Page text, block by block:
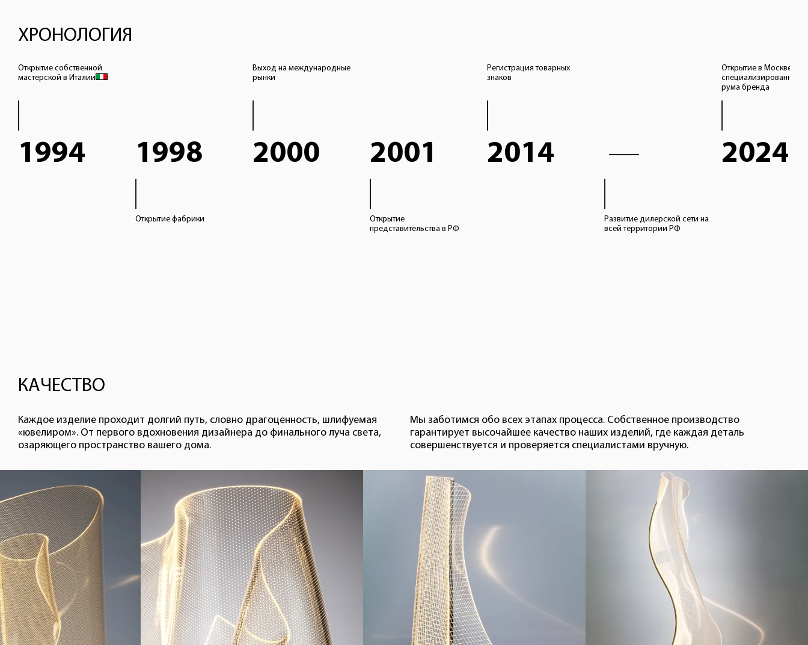
ХРОНОЛОГИЯ
1994
Открытие собственной
мастерской в Италии
1998
Открытие фабрики
2000
Выход на международные
рынки
2001
Открытие
представительства в РФ
2014
Регистрация товарных
знаков
Развитие дилерской сети на
всей территории РФ
2024
Открытие в Москве
специализированного
рума бренда
КАЧЕСТВО
Каждое изделие проходит долгий путь, словно драгоценность, шлифуемая
«ювелиром». От первого вдохновения дизайнера до финального луча света,
озаряющего пространство вашего дома.
Мы заботимся обо всех этапах процесса. Собственное производство
гарантирует высочайшее качество наших изделий, где каждая деталь
совершенствуется и проверяется специалистами вручную.